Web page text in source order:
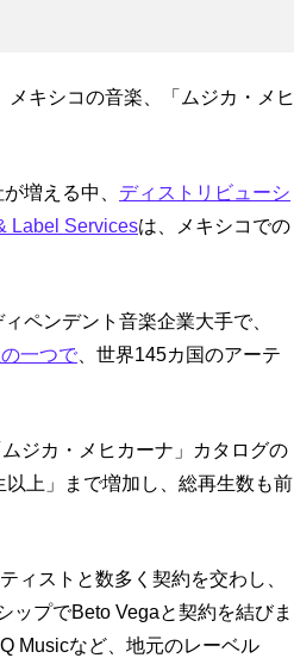
キシコの音楽、「ムジカ・メヒ
増える中、 ディストリビューシ
Label Servicesは、メキシコでの
ペンデント音楽企業大手で、
一つで 、世界145カ国のアーテ
ジカ・メヒカーナ」カタログの
上」まで増加し、総再生数も前
ィストと数多く契約を交わし、
ップでBeto Vegaと契約を結びま
Musicなど、地元のレーベル